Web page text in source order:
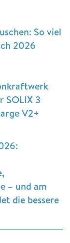
So viel
2026
SOLIX 3
V2+
– und am
die bessere